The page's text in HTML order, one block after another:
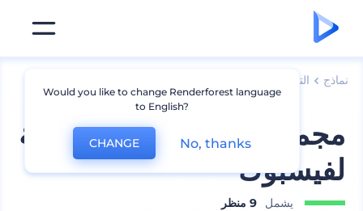
نماذج الترويج للعلامة التجارية
مجموعة نماذج رموز تعبيرية
لفيسبوك
يشمل
9 منظر
Would you like to change Renderforest language
to English?
CHANGE No, thanks